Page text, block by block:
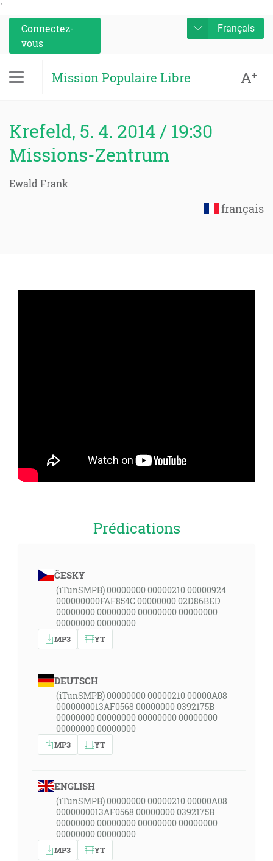
'
Connectez-
vous
Français
Mission Populaire Libre A+
Krefeld, 5. 4. 2014 / 19:30
Missions-Zentrum
Ewald Frank
français
Prédications
ČESKY
(iTunSMPB) 00000000 00000210 00000924
000000000FAF854C 00000000 02D86BED
00000000 00000000 00000000 00000000
00000000 00000000
MP3 YT
DEUTSCH
(iTunSMPB) 00000000 00000210 00000A08
0000000013AF0568 00000000 0392175B
00000000 00000000 00000000 00000000
00000000 00000000
MP3 YT
ENGLISH
(iTunSMPB) 00000000 00000210 00000A08
0000000013AF0568 00000000 0392175B
00000000 00000000 00000000 00000000
00000000 00000000
MP3 YT